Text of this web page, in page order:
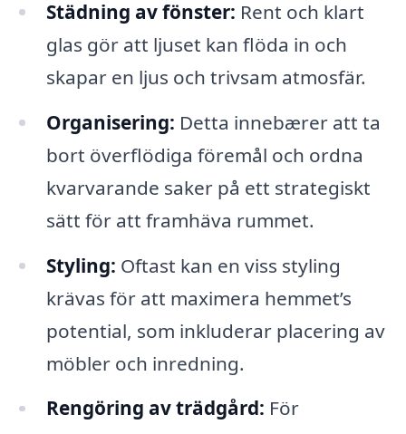
Städning av fönster: Rent och klart
glas gör att ljuset kan flöda in och
skapar en ljus och trivsam atmosfär.
Organisering: Detta innebærer att ta
bort överflödiga föremål och ordna
kvarvarande saker på ett strategiskt
sätt för att framhäva rummet.
Styling: Oftast kan en viss styling
krävas för att maximera hemmet’s
potential, som inkluderar placering av
möbler och inredning.
Rengöring av trädgård: För